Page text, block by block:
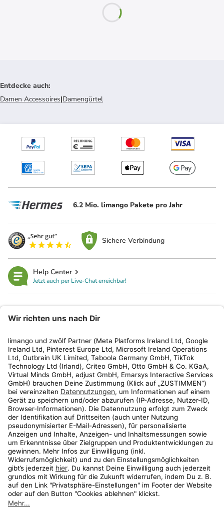
Entdecke auch:
Damen Accessoires|Damengürtel
6.2 Mio. limango Pakete pro Jahr
Sichere Verbindung
Help Center
Jetzt auch per Live-Chat erreichbar!
Kundenservice
Shop
Aktionen
Travel